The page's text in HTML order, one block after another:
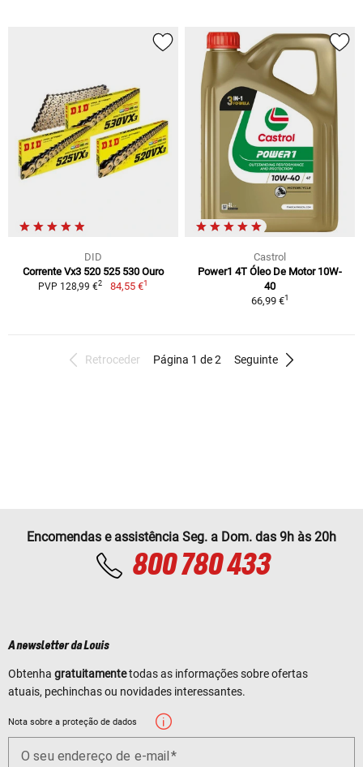
DID
Corrente Vx3 520 525 530 Ouro
PVP 128,99 €2 84,55 €1
Castrol
Power1 4T Óleo De Motor 10W-
40
66,99 €1
Retroceder Página 1 de 2 Seguinte
Encomendas e assistência Seg. a Dom. das 9h às 20h
800 780 433
A newsletter da Louis
Obtenha gratuitamentetodas as informações sobre ofertas
atuais, pechinchas ou novidades interessantes.
Nota sobre a proteção de dados
O seu endereço de e-mail